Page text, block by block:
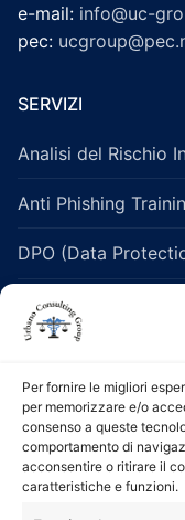
Per fornire le migliori
per memorizzare e/o
consenso a queste
comportamento di
acconsentire o ritirare il
caratteristiche e funzioni.
e-mail: info@uc-
pec:
SERVIZI
Analisi del Rischio
Anti Phishing
DPO (Data
Legislazione
Salute e Sicurezza
Servizi di